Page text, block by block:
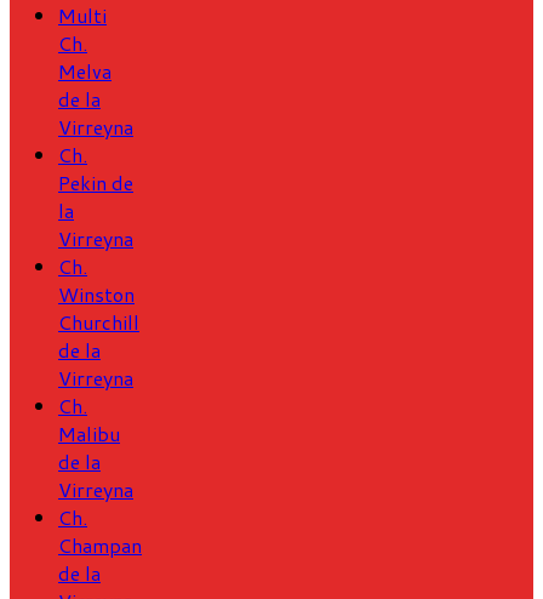
Multi
Ch.
Melva
de la
Virreyna
Ch.
Pekin de
la
Virreyna
Ch.
Winston
Churchill
de la
Virreyna
Ch.
Malibu
de la
Virreyna
Ch.
Champan
de la